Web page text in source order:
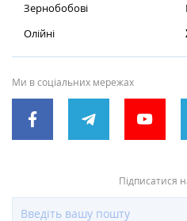
Зернобобові
Олійні
Ми в соціальних мережах
Підписатися